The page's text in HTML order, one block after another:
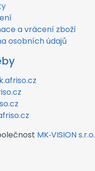
a vrácení zboží
osobních údajů
MK‑VISION s.r.o.